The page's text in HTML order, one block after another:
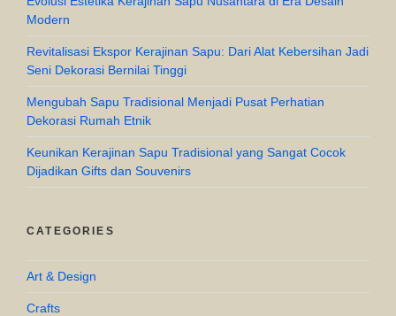
Modern
Revitalisasi Ekspor Kerajinan Sapu: Dari Alat Kebersihan Jadi
Seni Dekorasi Bernilai Tinggi
Mengubah Sapu Tradisional Menjadi Pusat Perhatian
Dekorasi Rumah Etnik
Keunikan Kerajinan Sapu Tradisional yang Sangat Cocok
Dijadikan Gifts dan Souvenirs
CATEGORIES
Art & Design
Crafts